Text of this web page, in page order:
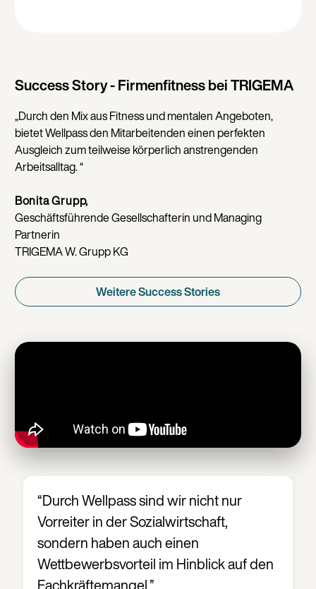
Success Story - Firmenfitness bei TRIGEMA
„Durch den Mix aus Fitness und mentalen Angeboten,
bietet Wellpass den Mitarbeitenden einen perfekten
Ausgleich zum teilweise körperlich anstrengenden
Arbeitsalltag. “
Bonita Grupp,
Geschäftsführende Gesellschafterin und Managing
Partnerin
TRIGEMA W. Grupp KG
Weitere Success Stories
“Durch Wellpass sind wir nicht nur
Vorreiter in der Sozialwirtschaft,
sondern haben auch einen
Wettbewerbsvorteil im Hinblick auf den